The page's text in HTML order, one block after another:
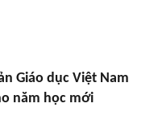
Giáo dục Việt Nam
năm học mới